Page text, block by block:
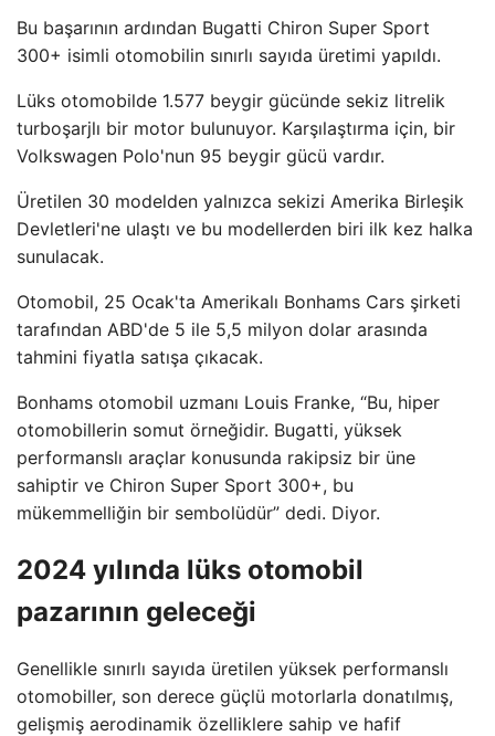
Bu başarının ardından Bugatti Chiron Super Sport
300+ isimli otomobilin sınırlı sayıda üretimi yapıldı.
Lüks otomobilde 1.577 beygir gücünde sekiz litrelik
turboşarjlı bir motor bulunuyor. Karşılaştırma için, bir
Volkswagen Polo'nun 95 beygir gücü vardır.
Üretilen 30 modelden yalnızca sekizi Amerika Birleşik
Devletleri'ne ulaştı ve bu modellerden biri ilk kez halka
sunulacak.
Otomobil, 25 Ocak'ta Amerikalı Bonhams Cars şirketi
tarafından ABD'de 5 ile 5,5 milyon dolar arasında
tahmini fiyatla satışa çıkacak.
Bonhams otomobil uzmanı Louis Franke, “Bu, hiper
otomobillerin somut örneğidir. Bugatti, yüksek
performanslı araçlar konusunda rakipsiz bir üne
sahiptir ve Chiron Super Sport 300+, bu
mükemmelliğin bir sembolüdür” dedi. Diyor.
2024 yılında lüks otomobil
pazarının geleceği
Genellikle sınırlı sayıda üretilen yüksek performanslı
otomobiller, son derece güçlü motorlarla donatılmış,
gelişmiş aerodinamik özelliklere sahip ve hafif